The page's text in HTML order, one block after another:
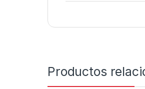
Productos